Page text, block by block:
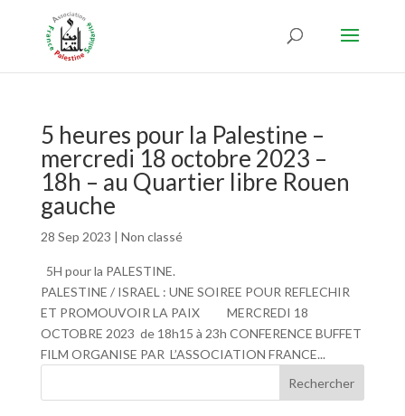
5 heures pour la Palestine –
mercredi 18 octobre 2023 –
18h – au Quartier libre Rouen
gauche
28 Sep 2023 | Non classé
5H pour la PALESTINE.
PALESTINE / ISRAEL : UNE SOIREE POUR REFLECHIR
ET PROMOUVOIR LA PAIX MERCREDI 18
OCTOBRE 2023 de 18h15 à 23h CONFERENCE BUFFET
FILM ORGANISE PAR L’ASSOCIATION FRANCE...